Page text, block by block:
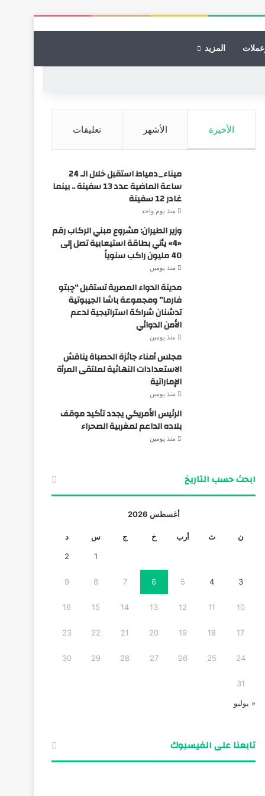
المزيد
الأخيرة الأشهر تعليقات
ميناء_دمياط استقبل خلال الـ 24
ساعة الماضية عدد 13 سفينة .. بينما
غادر 12 سفينة
منذ يوم واحد
وزير الطيران: مشروع مبني الركاب رقم
«4» يأتي بطاقة استيعابية تصل إلى
40 مليون راكب سنوياً
منذ يومين
مدينة الدواء المصرية تستقبل “چبتو
فارما” ومجموعة باشا الجيبوتية
تدشنان شراكة استراتيجية لدعم
الأمن الدوائي
منذ يومين
مجلس أمناء جائزة الحصباة يناقش
الاستعدادات النهائية لملتقى المرأة
الإماراتية
منذ يومين
الرئيس الأمريكي يجدد تأكيد موقف
بلاده الداعم لمغربية الصحراء
منذ يومين
ابحث حسب التاريخ
أغسطس 2026
ن ث أرب خ ج س د
1
2
3
4
5
6
7
8
9
10
11
12
13
14
15
16
17
18
19
20
21
22
23
24
25
26
27
28
29
30
31
« يوليو
تابعنا على الفيسبوك